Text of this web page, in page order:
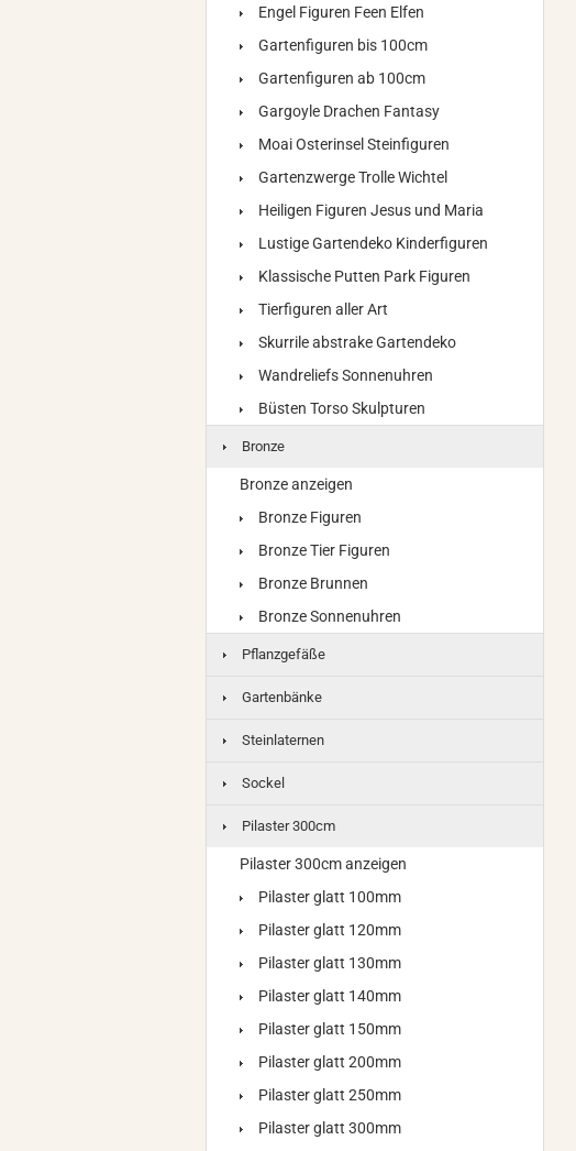
Engel Figuren Feen Elfen
Gartenfiguren bis 100cm
Gartenfiguren ab 100cm
Gargoyle Drachen Fantasy
Moai Osterinsel Steinfiguren
Gartenzwerge Trolle Wichtel
Heiligen Figuren Jesus und Maria
Lustige Gartendeko Kinderfiguren
Klassische Putten Park Figuren
Tierfiguren aller Art
Skurrile abstrake Gartendeko
Wandreliefs Sonnenuhren
Büsten Torso Skulpturen
Bronze
Bronze anzeigen
Bronze Figuren
Bronze Tier Figuren
Bronze Brunnen
Bronze Sonnenuhren
Pflanzgefäße
Gartenbänke
Steinlaternen
Sockel
Pilaster 300cm
Pilaster 300cm anzeigen
Pilaster glatt 100mm
Pilaster glatt 120mm
Pilaster glatt 130mm
Pilaster glatt 140mm
Pilaster glatt 150mm
Pilaster glatt 200mm
Pilaster glatt 250mm
Pilaster glatt 300mm